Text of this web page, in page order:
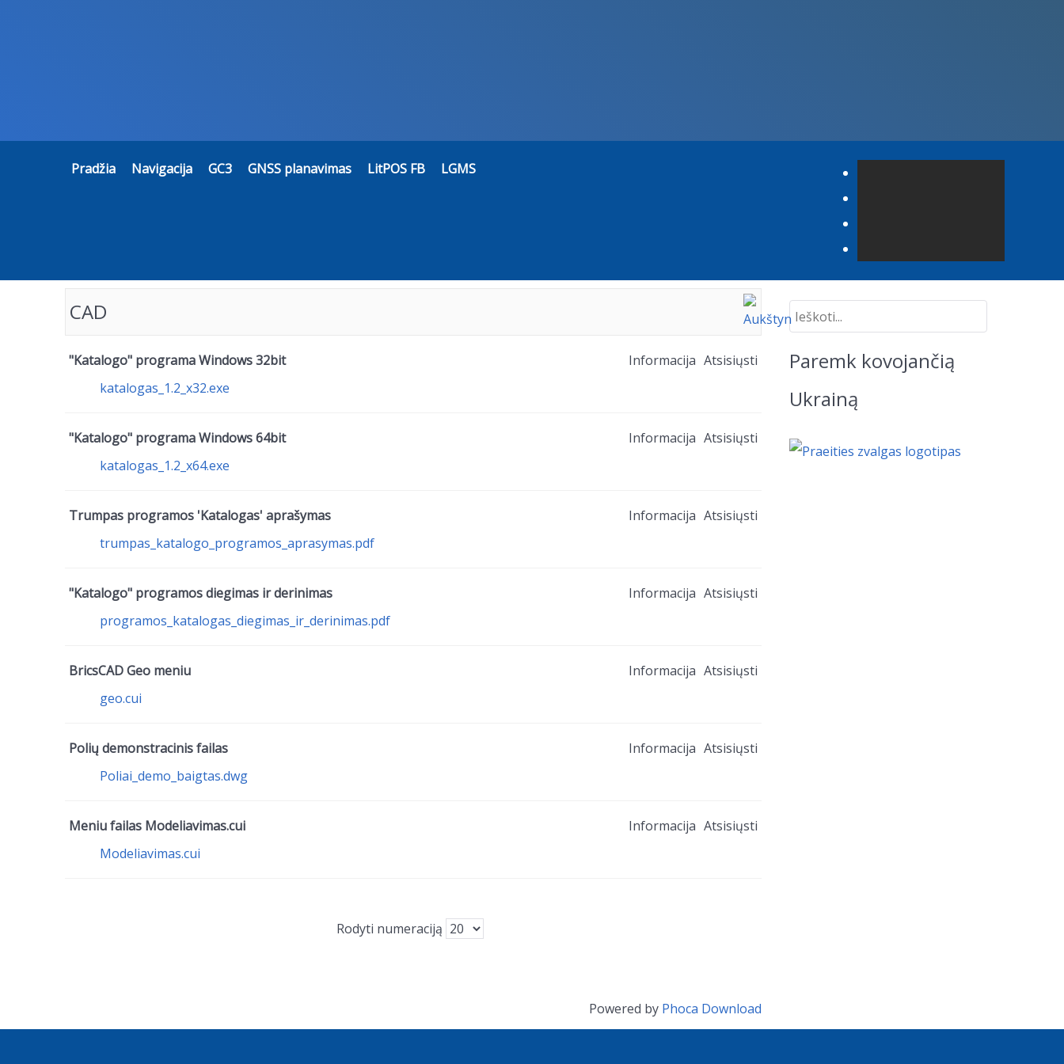
Pradžia Navigacija GC3 GNSS planavimas LitPOS FB LGMS
CAD
"Katalogo" programa Windows 32bit
katalogas_1.2_x32.exe
Atsisiųsti
Informacija
"Katalogo" programa Windows 64bit
katalogas_1.2_x64.exe
Atsisiųsti
Informacija
Trumpas programos 'Katalogas' aprašymas
trumpas_katalogo_programos_aprasymas.pdf
Atsisiųsti
Informacija
"Katalogo" programos diegimas ir derinimas
programos_katalogas_diegimas_ir_derinimas.pdf
Atsisiųsti
Informacija
BricsCAD Geo meniu
geo.cui
Atsisiųsti
Informacija
Polių demonstracinis failas
Poliai_demo_baigtas.dwg
Atsisiųsti
Informacija
Meniu failas Modeliavimas.cui
Modeliavimas.cui
Atsisiųsti
Informacija
Rodyti numeraciją
Powered by Phoca Download
Ieškoti...
Paremk kovojančią
Ukrainą